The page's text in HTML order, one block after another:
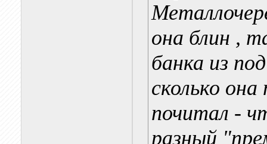
она блин ,
банка из
сколько
почитал -
разный